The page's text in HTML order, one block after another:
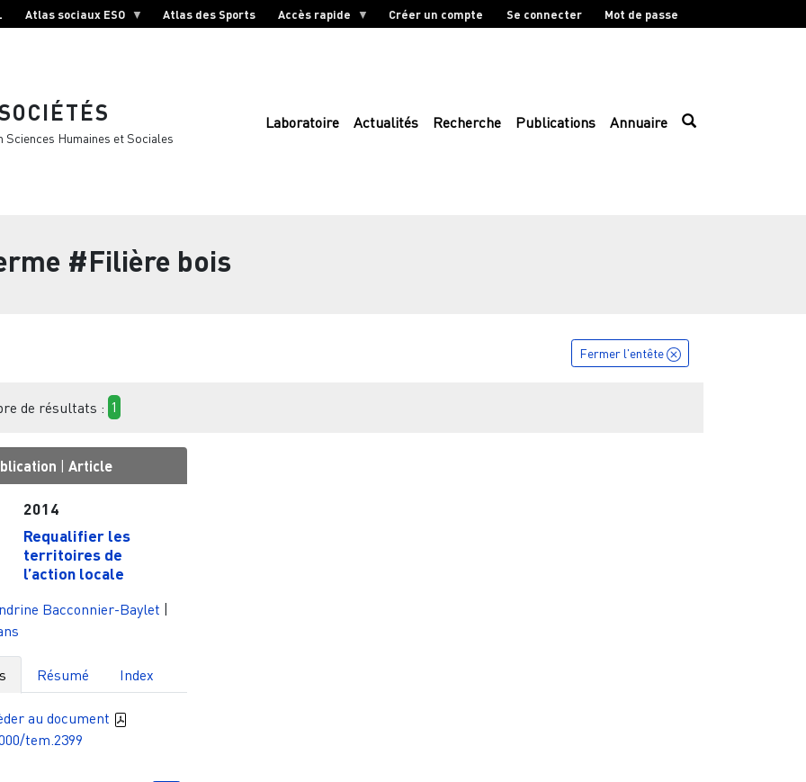
Atlas sociaux ESO Atlas des Sports Accès rapide Créer un compte Se connecter Mot de passe
Humaines et Sociales
Laboratoire Actualités Recherche Publications Annuaire
#Filière bois
Fermer l'entête
de résultats : 1
| Article
2014
Requalifier les
territoires de
l’action locale
Bacconnier-Baylet |
Résumé Index
au document
tem.2399